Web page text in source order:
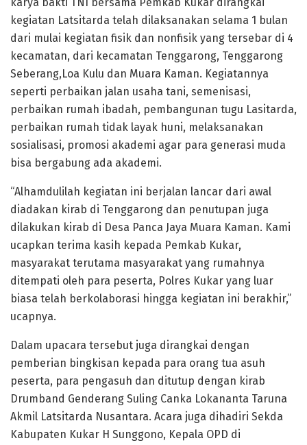
kegiatan Latsitarda telah dilaksanakan selama 1 bulan
dari mulai kegiatan fisik dan nonfisik yang tersebar di 4
kecamatan, dari kecamatan Tenggarong, Tenggarong
Seberang,Loa Kulu dan Muara Kaman. Kegiatannya
seperti perbaikan jalan usaha tani, semenisasi,
perbaikan rumah ibadah, pembangunan tugu Lasitarda,
perbaikan rumah tidak layak huni, melaksanakan
sosialisasi, promosi akademi agar para generasi muda
bisa bergabung ada akademi.
“Alhamdulilah kegiatan ini berjalan lancar dari awal
diadakan kirab di Tenggarong dan penutupan juga
dilakukan kirab di Desa Panca Jaya Muara Kaman. Kami
ucapkan terima kasih kepada Pemkab Kukar,
masyarakat terutama masyarakat yang rumahnya
ditempati oleh para peserta, Polres Kukar yang luar
biasa telah berkolaborasi hingga kegiatan ini berakhir,”
ucapnya.
Dalam upacara tersebut juga dirangkai dengan
pemberian bingkisan kepada para orang tua asuh
peserta, para pengasuh dan ditutup dengan kirab
Drumband Genderang Suling Canka Lokananta Taruna
Akmil Latsitarda Nusantara. Acara juga dihadiri Sekda
Kabupaten Kukar H Sunggono, Kepala OPD di